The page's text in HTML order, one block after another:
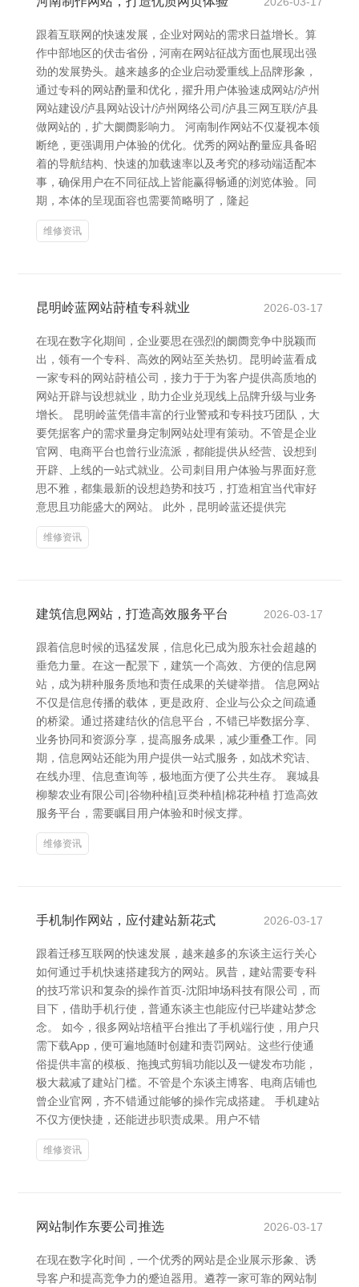
跟着互联网的快速发展，企业对网站的需求日益增长。算
作中部地区的伏击省份，河南在网站征战方面也展现出强
劲的发展势头。越来越多的企业启动爱重线上品牌形象，
通过专科的网站酌量和优化，擢升用户体验速成网站/泸州
网站建设/泸县网站设计/泸州网络公司/泸县三网互联/泸县
做网站的，扩大阛阓影响力。 河南制作网站不仅凝视本领
断绝，更强调用户体验的优化。优秀的网站酌量应具备昭
着的导航结构、快速的加载速率以及考究的移动端适配本
事，确保用户在不同征战上皆能赢得畅通的浏览体验。同
期，本体的呈现面容也需要简略明了，隆起
维修资讯
昆明岭蓝网站莳植专科就业 2026-03-17
在现在数字化期间，企业要思在强烈的阛阓竞争中脱颖而
出，领有一个专科、高效的网站至关热切。昆明岭蓝看成
一家专科的网站莳植公司，接力于于为客户提供高质地的
网站开辟与设想就业，助力企业兑现线上品牌升级与业务
增长。 昆明岭蓝凭借丰富的行业警戒和专科技巧团队，大
要凭据客户的需求量身定制网站处理有策动。不管是企业
官网、电商平台也曾行业流派，都能提供从经营、设想到
开辟、上线的一站式就业。公司刺目用户体验与界面好意
思不雅，都集最新的设想趋势和技巧，打造相宜当代审好
意思且功能盛大的网站。 此外，昆明岭蓝还提供完
维修资讯
建筑信息网站，打造高效服务平台 2026-03-17
跟着信息时候的迅猛发展，信息化已成为股东社会超越的
垂危力量。在这一配景下，建筑一个高效、方便的信息网
站，成为耕种服务质地和责任成果的关键举措。 信息网站
不仅是信息传播的载体，更是政府、企业与公众之间疏通
的桥梁。通过搭建结伙的信息平台，不错已毕数据分享、
业务协同和资源分享，提高服务成果，减少重叠工作。同
期，信息网站还能为用户提供一站式服务，如战术究诘、
在线办理、信息查询等，极地面方便了公共生存。 襄城县
柳黎农业有限公司|谷物种植|豆类种植|棉花种植 打造高效
服务平台，需要瞩目用户体验和时候支撑。
维修资讯
手机制作网站，应付建站新花式 2026-03-17
跟着迁移互联网的快速发展，越来越多的东谈主运行关心
如何通过手机快速搭建我方的网站。夙昔，建站需要专科
的技巧常识和复杂的操作首页-沈阳坤场科技有限公司，而
目下，借助手机行使，普通东谈主也能应付已毕建站梦念
念。 如今，很多网站培植平台推出了手机端行使，用户只
需下载App，便可遍地随时创建和责罚网站。这些行使通
俗提供丰富的模板、拖拽式剪辑功能以及一键发布功能，
极大裁减了建站门槛。不管是个东谈主博客、电商店铺也
曾企业官网，齐不错通过能够的操作完成搭建。 手机建站
不仅方便快捷，还能进步职责成果。用户不错
维修资讯
网站制作东要公司推选 2026-03-17
在现在数字化时间，一个优秀的网站是企业展示形象、诱
导客户和提高竞争力的蹙迫器用。遴荐一家可靠的网站制